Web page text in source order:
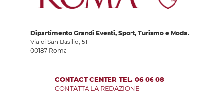
Dipartimento Grandi Eventi, Sport, Turismo e Moda.
Via di San Basilio, 51
00187 Roma
CONTACT CENTER TEL. 06 06 08
CONTATTA LA REDAZIONE